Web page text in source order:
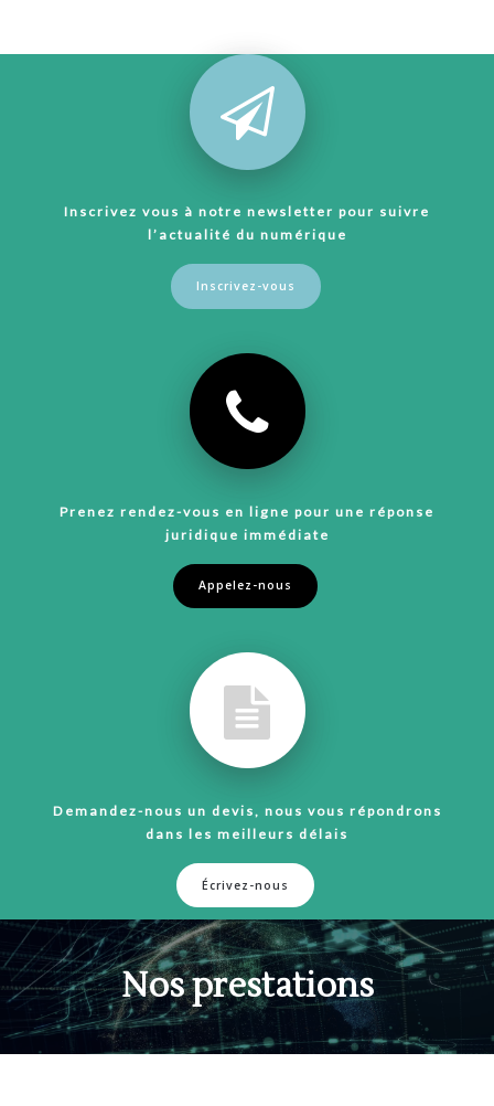
Inscrivez vous à notre newsletter pour suivre
l’actualité du numérique
Inscrivez-vous
Prenez rendez-vous en ligne pour une réponse
juridique immédiate
Appelez-nous
Demandez-nous un devis, nous vous répondrons
dans les meilleurs délais
Écrivez-nous
Nos prestations